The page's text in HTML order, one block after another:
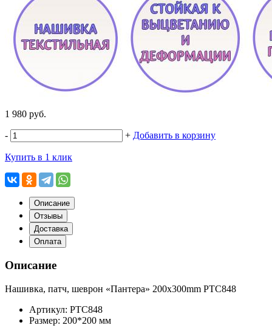
1 980 руб.
- + Добавить в корзину
Купить в 1 клик
Описание
Отзывы
Доставка
Оплата
Описание
Нашивка, патч, шеврон «Пантера» 200x300mm PTC848
Артикул: PTC848
Размер: 200*200 мм